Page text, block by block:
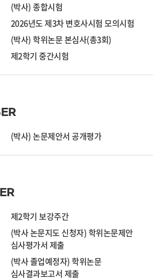
(박사) 종합시험
2026년도 제3차 변호사시험 모의시험
(박사) 학위논문 본심사(총3회)
제2학기 중간시험
(박사) 논문제안서 공개평가
제2학기 보강주간
(박사 논문지도 신청자) 학위논문제안
심사평가서 제출
(박사 졸업예정자) 학위논문
심사결과보고서 제출